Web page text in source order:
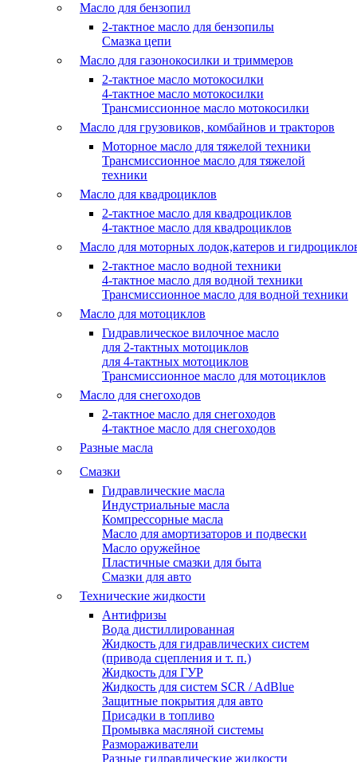
Масло для бензопил
2-тактное масло для бензопилы
Cмазка цепи
Масло для газонокосилки и триммеров
2-тактное масло мотокосилки
4-тактное масло мотокосилки
Трансмиссионное масло мотокосилки
Масло для грузовиков, комбайнов и тракторов
Моторное масло для тяжелой техники
Трансмиссионное масло для тяжелой
техники
Масло для квадроциклов
2-тактное масло для квадроциклов
4-тактное масло для квадроциклов
Масло для моторных лодок,катеров и
2-тактное масло водной техники
4-тактное масло для водной техники
Трансмиссионное масло для водной техники
Масло для мотоциклов
Гидравлическое вилочное масло
для 2-тактных мотоциклов
для 4-тактных мотоциклов
Трансмиссионное масло для мотоциклов
Масло для снегоходов
2-тактное масло для снегоходов
4-тактное масло для снегоходов
Разные масла
Смазки
Гидравлические масла
Индустриальные масла
Компрессорные масла
Масло для амортизаторов и подвески
Масло оружейное
Пластичные смазки для быта
Смазки для авто
Технические жидкости
Антифризы
Вода дистиллированная
Жидкость для гидравлических систем
(привода сцепления и т. п.)
Жидкость для ГУР
Жидкость для систем SCR / AdBlue
Защитные покрытия для авто
Присадки в топливо
Промывка масляной системы
Размораживатели
Разные гидравлические жидкости